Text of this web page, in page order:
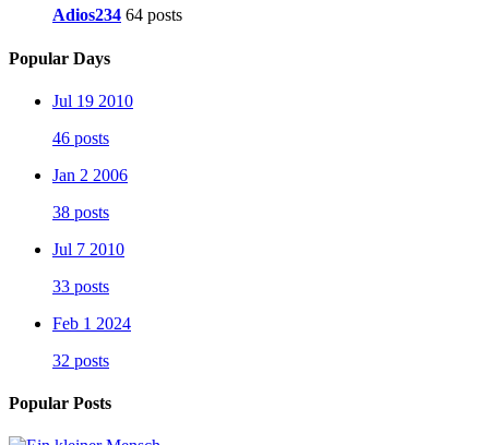
Adios234 64 posts
Popular Days
Jul 19 2010
46 posts
Jan 2 2006
38 posts
Jul 7 2010
33 posts
Feb 1 2024
32 posts
Popular Posts